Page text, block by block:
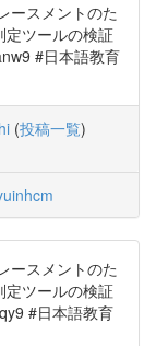
ースメントのた
ツールの検証
#日本語教育
(投稿一覧)
ースメントのた
ツールの検証
#日本語教育